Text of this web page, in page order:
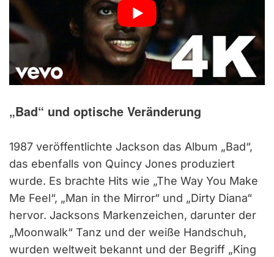
„Bad“ und optische Veränderung
1987 veröffentlichte Jackson das Album „Bad“,
das ebenfalls von Quincy Jones produziert
wurde. Es brachte Hits wie „The Way You Make
Me Feel“, „Man in the Mirror“ und „Dirty Diana“
hervor. Jacksons Markenzeichen, darunter der
„Moonwalk“ Tanz und der weiße Handschuh,
wurden weltweit bekannt und der Begriff „King